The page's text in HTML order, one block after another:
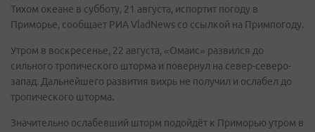
Тихом океане в субботу, 21 августа, испортит погоду в
Приморье, сообщает РИА VladNews со ссылкой на Примпогоду.
Утром в воскресенье, 22 августа, «Омаис» развился до
сильного тропического шторма и повернул на север-северо-
запад. Дальнейшего развития вихрь не получил и ослабел до
тропического шторма.
Значительно ослабевший шторм подойдёт к Приморью утром в